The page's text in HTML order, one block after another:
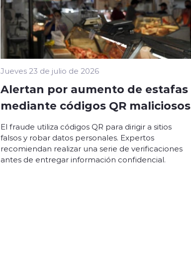
Jueves 23 de julio de 2026
Alertan por aumento de estafas
mediante códigos QR maliciosos
El fraude utiliza códigos QR para dirigir a sitios
falsos y robar datos personales. Expertos
recomiendan realizar una serie de verificaciones
antes de entregar información confidencial.